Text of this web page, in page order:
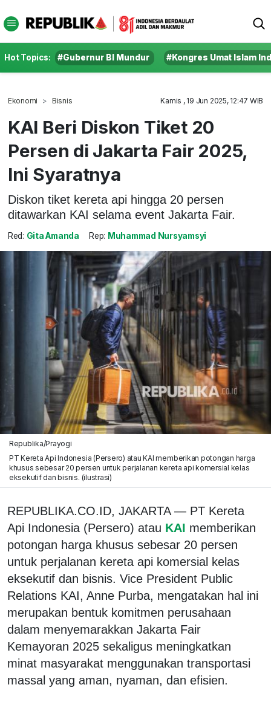
Hot Topics: #Gubernur BI Mundur #Kongres Umat Islam
Ekonomi Bisnis Kamis , 19 Jun 2025, 12:47 WIB
KAI Beri Diskon Tiket 20
Persen di Jakarta Fair 2025,
Ini Syaratnya
Diskon tiket kereta api hingga 20 persen
ditawarkan KAI selama event Jakarta Fair.
Red: Gita Amanda Rep: Muhammad Nursyamsyi
Republika/Prayogi
PT Kereta Api Indonesia (Persero) atau KAI memberikan potongan harga
khusus sebesar 20 persen untuk perjalanan kereta api komersial kelas
eksekutif dan bisnis. (ilustrasi)
REPUBLIKA.CO.ID, JAKARTA — PT Kereta
Api Indonesia (Persero) atau KAI memberikan
potongan harga khusus sebesar 20 persen
untuk perjalanan kereta api komersial kelas
eksekutif dan bisnis. Vice President Public
Relations KAI, Anne Purba, mengatakan hal ini
merupakan bentuk komitmen perusahaan
dalam menyemarakkan Jakarta Fair
Kemayoran 2025 sekaligus meningkatkan
minat masyarakat menggunakan transportasi
massal yang aman, nyaman, dan efisien.